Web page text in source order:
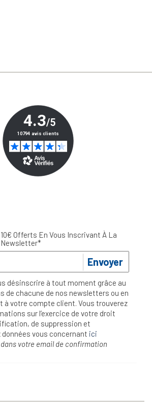
10€ Offerts En Vous Inscrivant À La
Newsletter*
Envoyer
désinscrire à tout moment grâce au
de chacune de nos newsletters ou en
à votre compte client. Vous trouverez
sur l’exercice de votre droit
de suppression et
vous concernant ici
votre email de confirmation